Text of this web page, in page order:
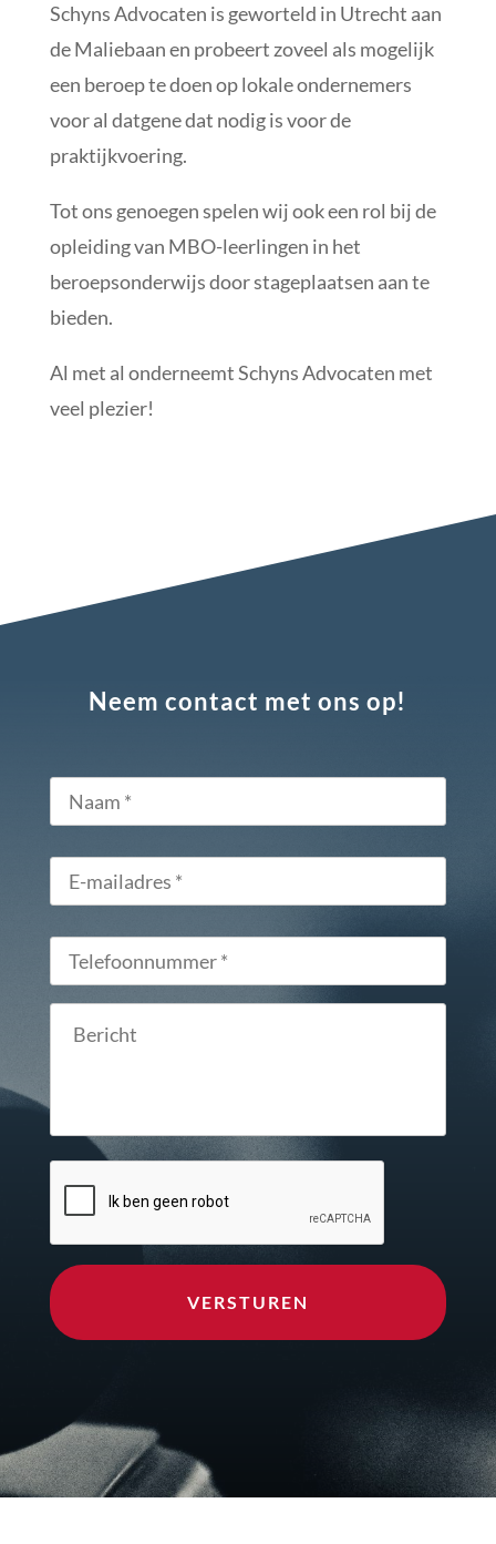
Schyns Advocaten is geworteld in Utrecht aan
de Maliebaan en probeert zoveel als mogelijk
een beroep te doen op lokale ondernemers
voor al datgene dat nodig is voor de
praktijkvoering.
Tot ons genoegen spelen wij ook een rol bij de
opleiding van MBO-leerlingen in het
beroepsonderwijs door stageplaatsen aan te
bieden.
Al met al onderneemt Schyns Advocaten met
veel plezier!
Neem contact met ons op!
Naam *
E-
mailadres *
Telefoonnummer *